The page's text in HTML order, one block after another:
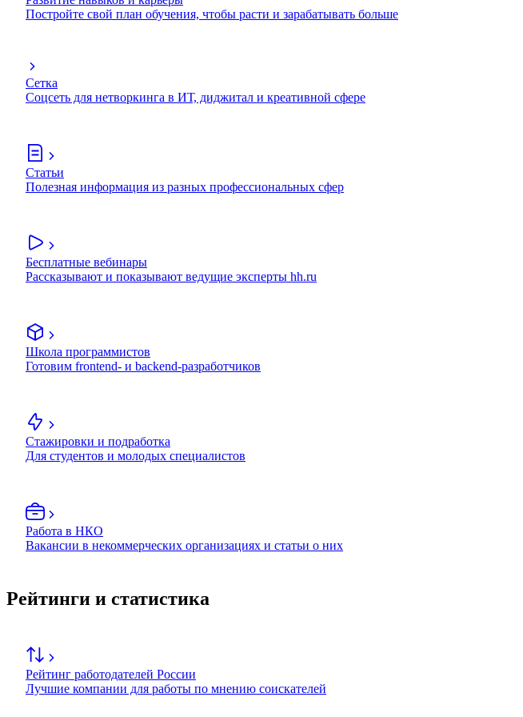
Постройте свой план обучения, чтобы расти и зарабатывать больше
Сетка
Соцсеть для нетворкинга в ИТ, диджитал и креативной сфере
Статьи
Полезная информация из разных профессиональных сфер
Бесплатные вебинары
Рассказывают и показывают ведущие эксперты hh.ru
Школа программистов
Готовим frontend- и backend-разработчиков
Стажировки и подработка
Для студентов и молодых специалистов
Работа в НКО
Вакансии в некоммерческих организациях и статьи о них
Рейтинги и статистика
Рейтинг работодателей России
Лучшие компании для работы по мнению соискателей